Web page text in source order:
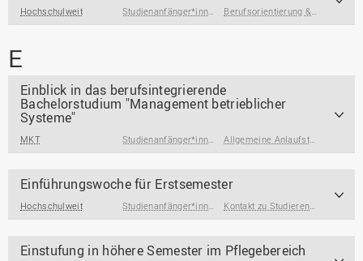
Hochschulweit Studienanfänger*innen Studierende,Studierende am
Berufsorientierung & Profilbildung
E
Einblick in das berufsintegrierende
Bachelorstudium "Management betrieblicher
Systeme"
MKT Studienanfänger*innen Studieninteressierte,Studierende
Allgemeine Anlaufstellen
Einführungswoche für Erstsemester
Hochschulweit Studienanfänger*innen Kontakt zu Studierenden & Alumni
Einstufung in höhere Semester im Pflegebereich